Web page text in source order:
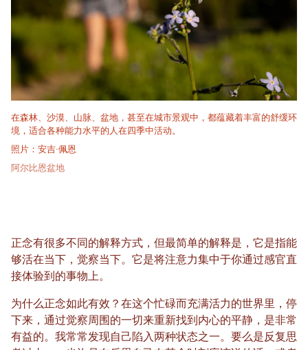
在森林、沙漠、山脉、盆地，甚至在城市景观中，都蕴藏着丰富的舒缓环
境，适合各种能力水平的人在四季中活动。
照片：安吉·佩恩
阿尔比恩盆地
正念有很多不同的解释方式，但最简单的解释是，它是指能
够活在当下，觉察当下。它是将注意力集中于你通过感官直
接体验到的事物上。
为什么正念如此有效？在这个忙碌而充满活力的世界里，停
下来，通过觉察周围的一切来重新找到内心的平静，是非常
有益的。我常常发现自己陷入两种状态之一。要么是反复思